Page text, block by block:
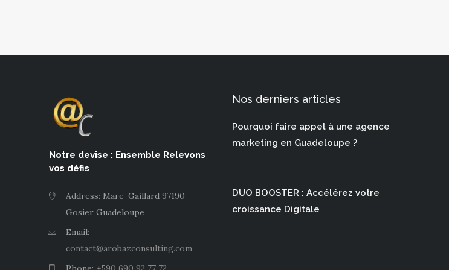
Notre devise : Ensemble Relevons
vos défis
Address: Mare-Gaillard 97190
Gosier Guadeloupe
Email:
contact@arobazconsulting.com
Nos derniers articles
Pourquoi faire appel à une agence
marketing en Guadeloupe ?
DUO BOOSTER : Accélérez votre
croissance Digitale